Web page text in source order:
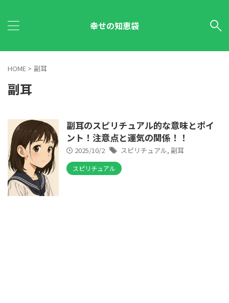
幸せの知恵袋
HOME > 副耳
副耳
副耳のスピリチュアル的な意味とポイ
ント！注意点と運気の関係！！
2025/10/2 スピリチュアル, 副耳
スピリチュアル